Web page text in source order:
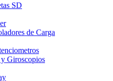
SD
de Carga
Giroscopios